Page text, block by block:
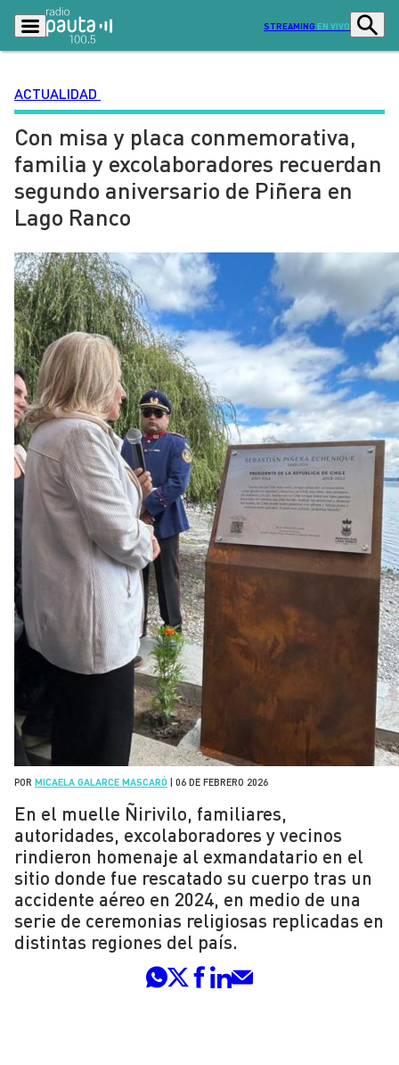
STREAMING EN VIVO
Podcasts Programas
Lo Último Actualidad
Ciudad Economía
Tendencias Deportes
Entretención y Cultura Opinión
Dato en Pauta Señal 2
Contenido Patrocinado
ACTUALIDAD
Con misa y placa conmemorativa,
familia y excolaboradores recuerdan
segundo aniversario de Piñera en
Lago Ranco
POR MICAELA GALARCE MASCARÓ 06 DE FEBRERO 2026
En el muelle Ñirivilo, familiares,
autoridades, excolaboradores y vecinos
rindieron homenaje al exmandatario en el
sitio donde fue rescatado su cuerpo tras un
accidente aéreo en 2024, en medio de una
serie de ceremonias religiosas replicadas en
distintas regiones del país.